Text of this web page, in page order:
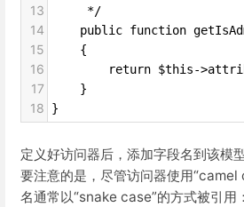
13
     */
14
public function
15
    {
16
return $this-
17
    }
18 }
定义好访问器后，添加字段名到该模
要注意的是，尽管访问器使用“camel
名通常以“snake case”的方式被引用：